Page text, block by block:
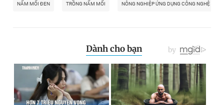
NẤM MỐI ĐEN TRỒNG NẤM MỐI NÔNG NGHIỆP ỨNG DỤNG CÔNG NGHỆ